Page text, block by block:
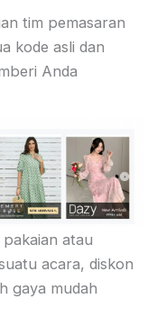
tim pemasaran
kode asli dan
Anda
atau
acara, diskon
gaya mudah